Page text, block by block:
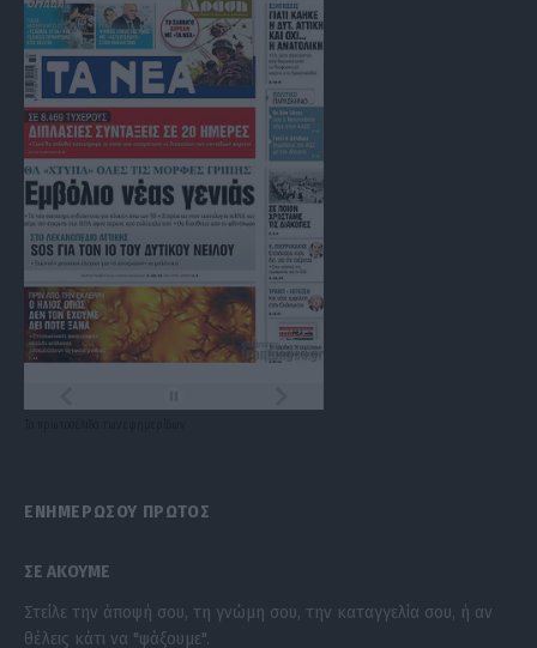
ΕΝΗΜΕΡΩΣΟΥ ΠΡΩΤΟΣ
ΣΕ ΑΚΟΥΜΕ
Στείλε την άποψή σου, τη γνώμη σου, την καταγγελία σου, ή αν
θέλεις κάτι να "ψάξουμε".